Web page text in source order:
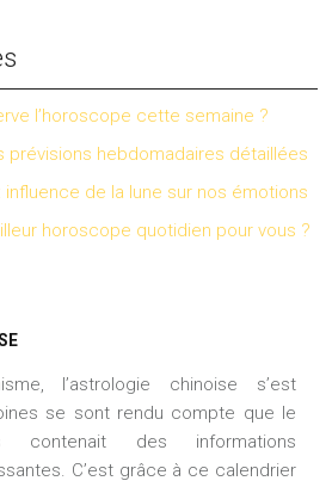
l’horoscope cette semaine ?
prévisions hebdomadaires détaillées
de la lune sur nos émotions
horoscope quotidien pour vous ?
l’astrologie chinoise s’est
se sont rendu compte que le
contenait des informations
C’est grâce à ce calendrier